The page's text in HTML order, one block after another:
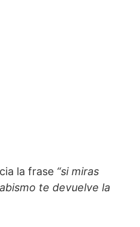
la frase “si miras
te devuelve la